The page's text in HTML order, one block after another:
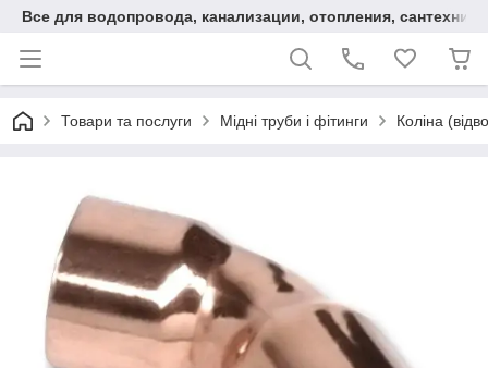
Все для водопровода, канализации, отопления, сантехники
Товари та послуги Мідні труби і фітинги Коліна